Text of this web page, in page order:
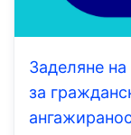
Заделяне
за